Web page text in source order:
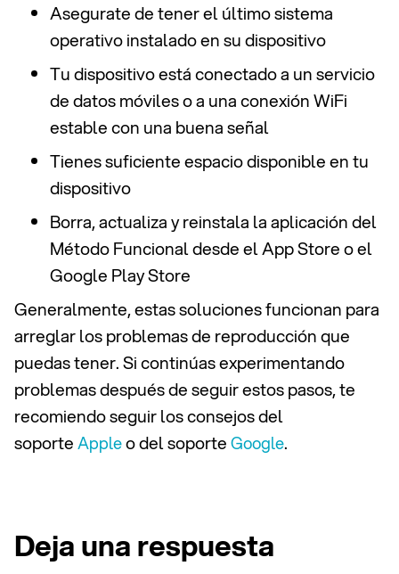
Asegurate de tener el último sistema
operativo instalado en su dispositivo
Tu dispositivo está conectado a un servicio
de datos móviles o a una conexión WiFi
estable con una buena señal
Tienes suficiente espacio disponible en tu
dispositivo
Borra, actualiza y reinstala la aplicación del
Método Funcional desde el App Store o el
Google Play Store
Generalmente, estas soluciones funcionan para
arreglar los problemas de reproducción que
puedas tener. Si continúas experimentando
problemas después de seguir estos pasos, te
recomiendo seguir los consejos del
soporteAppleo del soporteGoogle.
Deja una respuesta